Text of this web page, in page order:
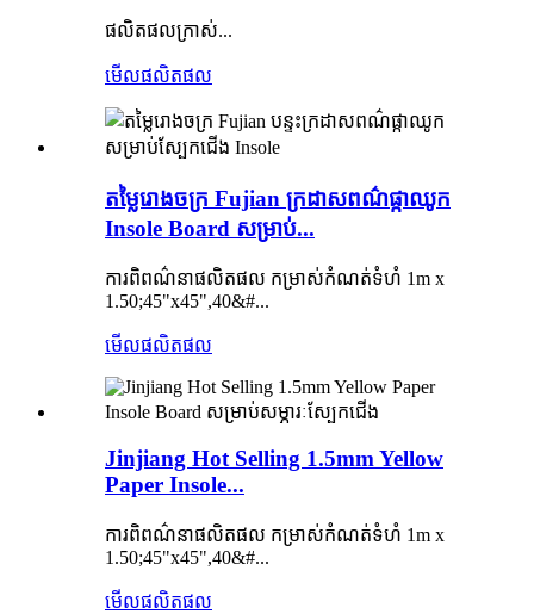
ផលិតផលក្រាស់...
មើលផលិតផល
តម្លៃរោងចក្រ Fujian ក្រដាសពណ៌ផ្កាឈូក
Insole Board សម្រាប់...
ការពិពណ៌នាផលិតផល កម្រាស់កំណត់ទំហំ 1m x
1.50;45"x45",40&#...
មើលផលិតផល
Jinjiang Hot Selling 1.5mm Yellow
Paper Insole...
ការពិពណ៌នាផលិតផល កម្រាស់កំណត់ទំហំ 1m x
1.50;45"x45",40&#...
មើលផលិតផល